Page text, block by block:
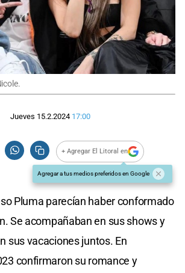
Jueves 15.2.2024 17:00
+ Agregar El Litoral en
Agregar a tus medios preferidos en Google
Pluma parecían haber conformado
Se acompañaban en sus shows y
sus vacaciones juntos. En
confirmaron su romance y